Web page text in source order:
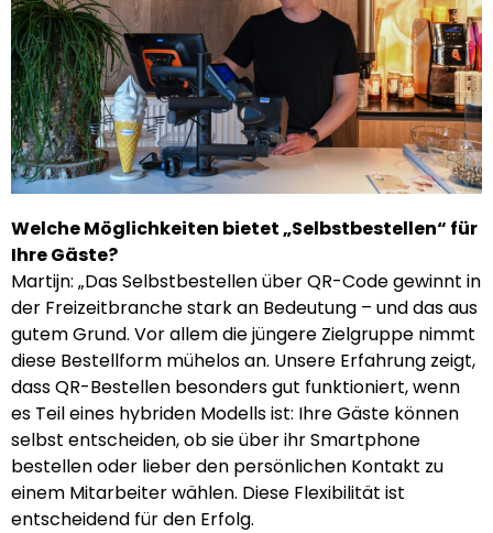
Welche Möglichkeiten bietet „Selbstbestellen“ für
Ihre Gäste?
Martijn: „Das Selbstbestellen über QR-Code gewinnt in
der Freizeitbranche stark an Bedeutung – und das aus
gutem Grund. Vor allem die jüngere Zielgruppe nimmt
diese Bestellform mühelos an. Unsere Erfahrung zeigt,
dass QR-Bestellen besonders gut funktioniert, wenn
es Teil eines hybriden Modells ist: Ihre Gäste können
selbst entscheiden, ob sie über ihr Smartphone
bestellen oder lieber den persönlichen Kontakt zu
einem Mitarbeiter wählen. Diese Flexibilität ist
entscheidend für den Erfolg.